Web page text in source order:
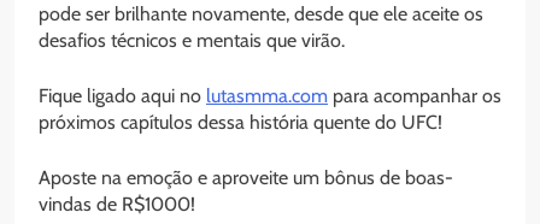
pode ser brilhante novamente, desde que ele aceite os
desafios técnicos e mentais que virão.
Fique ligado aqui no lutasmma.com para acompanhar os
próximos capítulos dessa história quente do UFC!
Aposte na emoção e aproveite um bônus de boas-
vindas de R$1000!